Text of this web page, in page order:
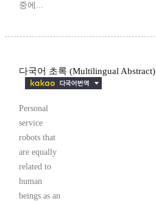
중에...
다국어 초록 (Multilingual Abstract)
Personal
service
robots that
are equally
related to
human
beings as an